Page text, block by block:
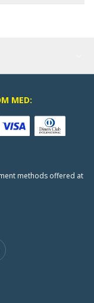
MED:
methods offered at